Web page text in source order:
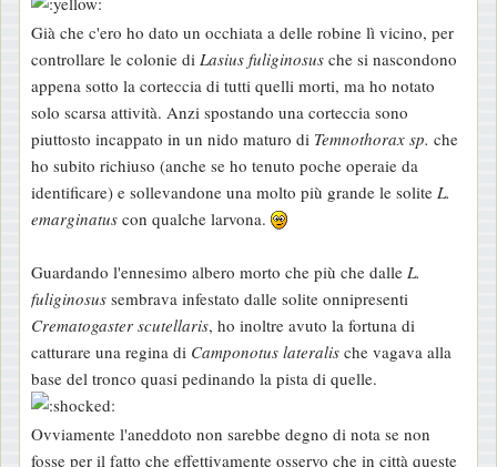
Già che c'ero ho dato un occhiata a delle robine lì vicino, per
controllare le colonie di Lasius fuliginosus che si nascondono
appena sotto la corteccia di tutti quelli morti, ma ho notato
solo scarsa attività. Anzi spostando una corteccia sono
piuttosto incappato in un nido maturo di Temnothorax sp. che
ho subito richiuso (anche se ho tenuto poche operaie da
identificare) e sollevandone una molto più grande le solite L.
emarginatus con qualche larvona.
Guardando l'ennesimo albero morto che più che dalle L.
fuliginosus sembrava infestato dalle solite onnipresenti
Crematogaster scutellaris, ho inoltre avuto la fortuna di
catturare una regina di Camponotus lateralis che vagava alla
base del tronco quasi pedinando la pista di quelle.
Ovviamente l'aneddoto non sarebbe degno di nota se non
fosse per il fatto che effettivamente osservo che in città queste